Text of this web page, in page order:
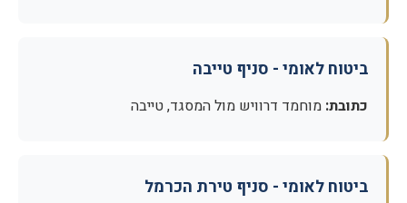
ביטוח לאומי - סניף טייבה
כתובת: מוחמד דרוויש מול המסגד, טייבה
ביטוח לאומי - סניף טירת הכרמל